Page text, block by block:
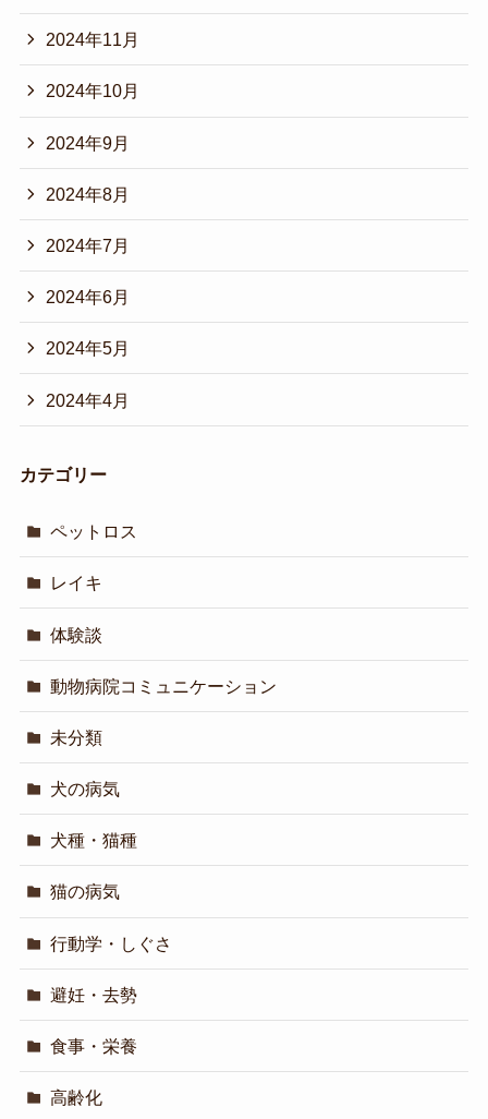
2024年11月
2024年10月
2024年9月
2024年8月
2024年7月
2024年6月
2024年5月
2024年4月
カテゴリー
ペットロス
レイキ
体験談
動物病院コミュニケーション
未分類
犬の病気
犬種・猫種
猫の病気
行動学・しぐさ
避妊・去勢
食事・栄養
高齢化